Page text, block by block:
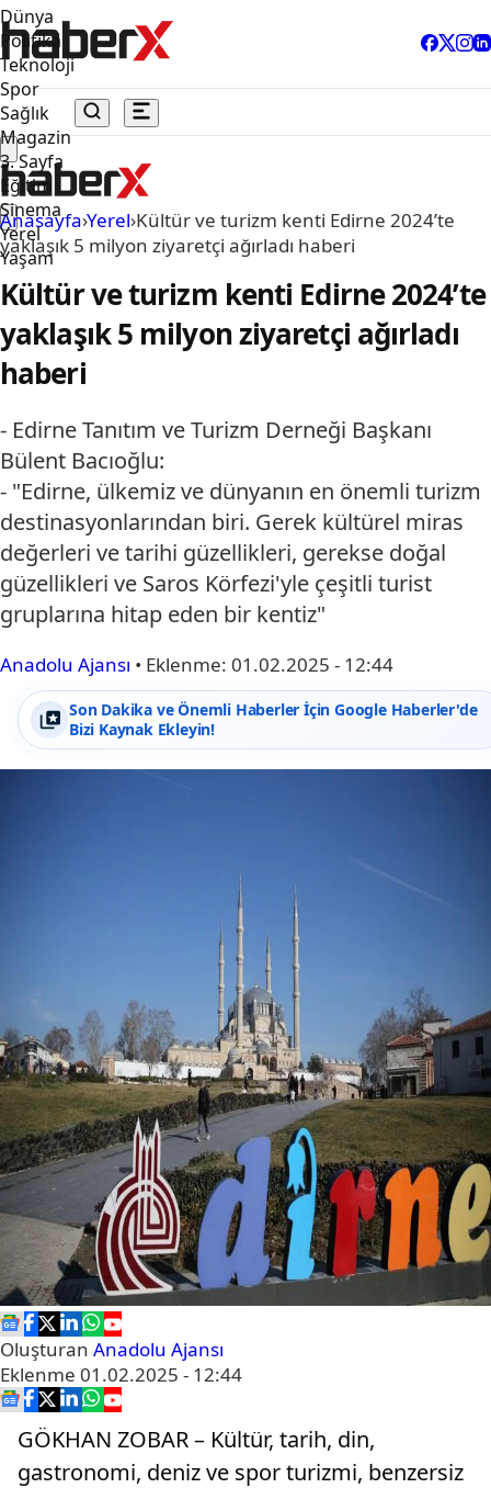
Dünya
Politika
Teknoloji
Spor
Sağlık
Magazin
3. Sayfa
Eğitim
Sinema
Yerel
Yaşam
Anasayfa›Yerel›Kültür ve turizm kenti Edirne 2024’te
yaklaşık 5 milyon ziyaretçi ağırladı haberi
Kültür ve turizm kenti Edirne 2024’te
yaklaşık 5 milyon ziyaretçi ağırladı
haberi
- Edirne Tanıtım ve Turizm Derneği Başkanı
Bülent Bacıoğlu:
- "Edirne, ülkemiz ve dünyanın en önemli turizm
destinasyonlarından biri. Gerek kültürel miras
değerleri ve tarihi güzellikleri, gerekse doğal
güzellikleri ve Saros Körfezi'yle çeşitli turist
gruplarına hitap eden bir kentiz"
Anadolu Ajansı • Eklenme: 01.02.2025 - 12:44
Son Dakika ve Önemli Haberler İçin Google Haberler'de
Bizi Kaynak Ekleyin!
Oluşturan Anadolu Ajansı
Eklenme 01.02.2025 - 12:44
GÖKHAN ZOBAR – Kültür, tarih, din,
gastronomi, deniz ve spor turizmi, benzersiz